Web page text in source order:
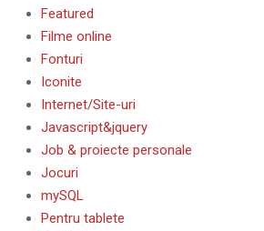
Featured
Filme online
Fonturi
Iconite
Internet/Site-uri
Javascript&jquery
Job & proiecte personale
Jocuri
mySQL
Pentru tablete